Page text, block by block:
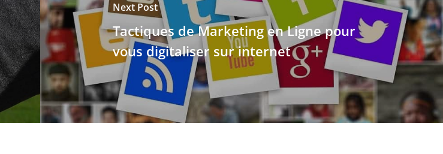
Next Post
Tactiques de Marketing en Ligne pour
vous digitaliser sur internet